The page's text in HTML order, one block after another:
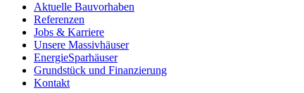
Aktuelle Bauvorhaben
Referenzen
Jobs & Karriere
Unsere Massivhäuser
EnergieSparhäuser
Grundstück und Finanzierung
Kontakt